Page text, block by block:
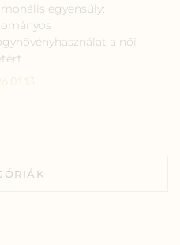
egyensúly:
a női